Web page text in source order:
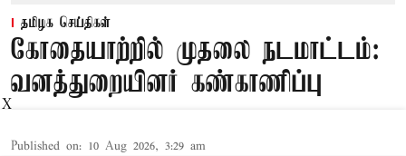
தமிழக செய்திகள்
கோதையாற்றில் முதலை நடமாட்டம்:
வனத்துறையினர் கண்காணிப்பு
Published on: 10 Aug 2026, 3:29 am
X